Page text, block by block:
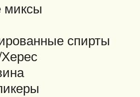
миксы
спирты